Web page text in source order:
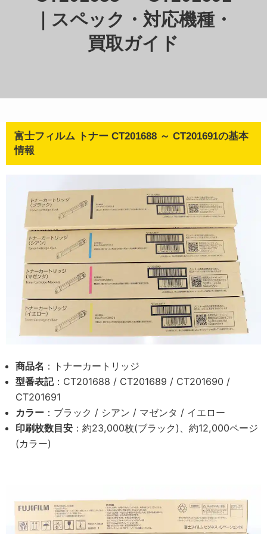
｜スペック・対応機種・
買取ガイド
富士フィルム トナー CT201688 ～ CT201691の基本
情報
商品名 ：トナーカートリッジ
型番表記：CT201688 / CT201689 / CT201690 /
CT201691
カラー ：ブラック / シアン / マゼンタ / イエロー
印刷枚数目安 ：約23,000枚(ブラック)、約12,000ページ
(カラー)